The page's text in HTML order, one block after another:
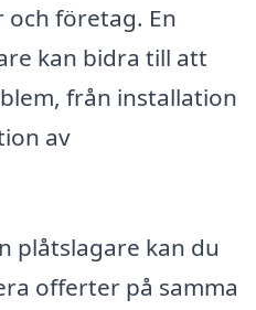
företag. En
kan bidra till att
från installation
av
plåtslagare kan du
offerter på samma